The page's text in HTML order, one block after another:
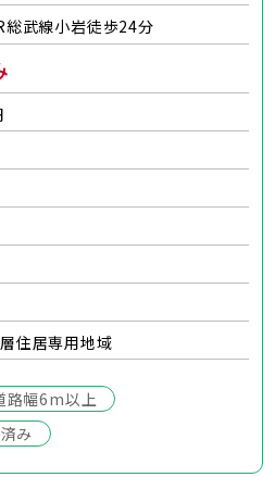
武線小岩徒歩24分
住居専用地域
路幅6m以上
み